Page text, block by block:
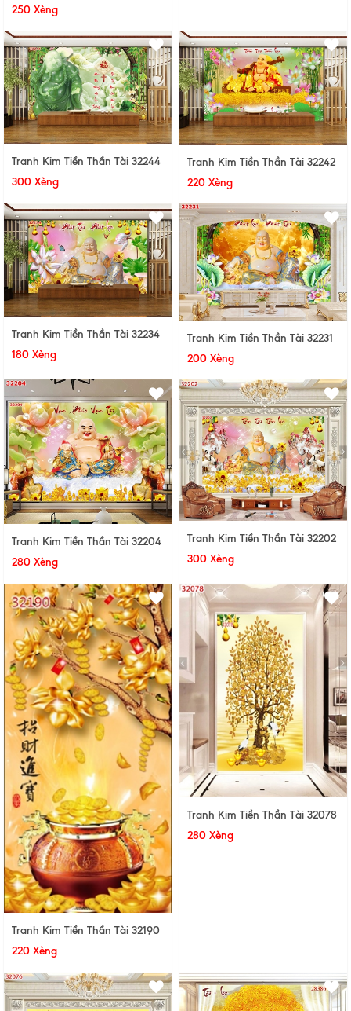
250 Xèng
Tranh Kim Tiền Thần Tài 32244
300 Xèng
Tranh Kim Tiền Thần Tài 32242
220 Xèng
Tranh Kim Tiền Thần Tài 32234
180 Xèng
Tranh Kim Tiền Thần Tài 32231
200 Xèng
Tranh Kim Tiền Thần Tài 32204
280 Xèng
Tranh Kim Tiền Thần Tài 32202
300 Xèng
Tranh Kim Tiền Thần Tài 32190
220 Xèng
Tranh Kim Tiền Thần Tài 32078
280 Xèng